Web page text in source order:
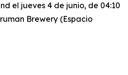
el jueves 4 de junio, de 04:10
Brewery (Espacio